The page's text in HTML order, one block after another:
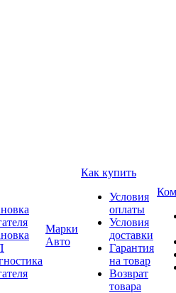
Марки
Авто
Как купить
Условия
оплаты
Условия
доставки
Гарантия
на товар
Возврат
товара